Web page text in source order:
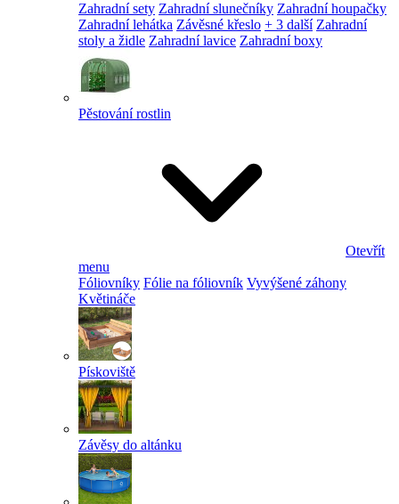
Zahradní sety Zahradní slunečníky Zahradní houpačky
Zahradní lehátka Závěsné křeslo + 3 další Zahradní
stoly a židle Zahradní lavice Zahradní boxy
Pěstování rostlin
Otevřít
menu
Fóliovníky Fólie na fóliovník Vyvýšené záhony
Květináče
Pískoviště
Závěsy do altánku